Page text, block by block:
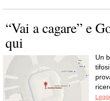
“Vai a cagare” e
qui
Un